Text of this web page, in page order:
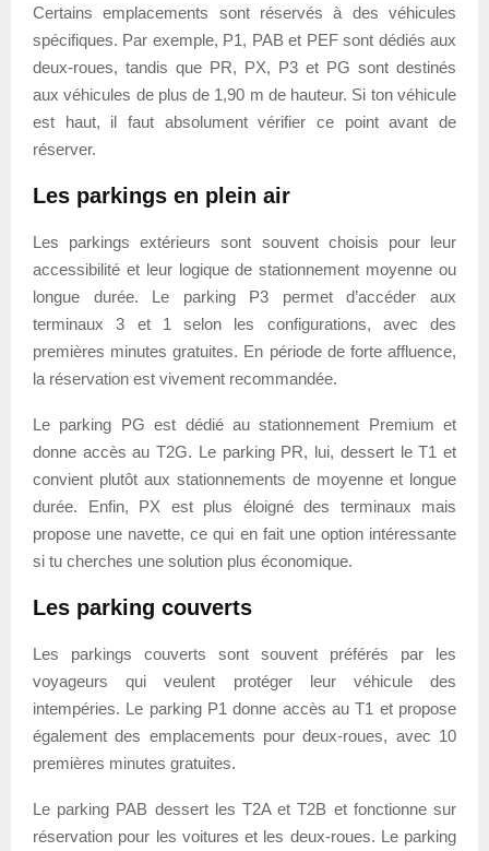
Certains emplacements sont réservés à des véhicules
spécifiques. Par exemple, P1, PAB et PEF sont dédiés aux
deux-roues, tandis que PR, PX, P3 et PG sont destinés
aux véhicules de plus de 1,90 m de hauteur. Si ton véhicule
est haut, il faut absolument vérifier ce point avant de
réserver.
Les parkings en plein air
Les parkings extérieurs sont souvent choisis pour leur
accessibilité et leur logique de stationnement moyenne ou
longue durée. Le parking P3 permet d’accéder aux
terminaux 3 et 1 selon les configurations, avec des
premières minutes gratuites. En période de forte affluence,
la réservation est vivement recommandée.
Le parking PG est dédié au stationnement Premium et
donne accès au T2G. Le parking PR, lui, dessert le T1 et
convient plutôt aux stationnements de moyenne et longue
durée. Enfin, PX est plus éloigné des terminaux mais
propose une navette, ce qui en fait une option intéressante
si tu cherches une solution plus économique.
Les parking couverts
Les parkings couverts sont souvent préférés par les
voyageurs qui veulent protéger leur véhicule des
intempéries. Le parking P1 donne accès au T1 et propose
également des emplacements pour deux-roues, avec 10
premières minutes gratuites.
Le parking PAB dessert les T2A et T2B et fonctionne sur
réservation pour les voitures et les deux-roues. Le parking